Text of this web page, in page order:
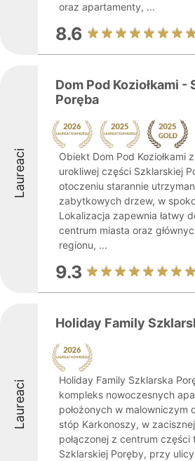
oraz apartamenty, ...
8.6
Laureaci
Dom Pod Koziołkami -
Poręba
Obiekt Dom Pod Koziołkami
urokliwej części Szklarskiej
otoczeniu starannie
zabytkowych drzew, w
Lokalizacja zapewnia łatwy
centrum miasta oraz
regionu, ...
9.3
Laureaci
Holiday Family
Holiday Family Szklarska
kompleks nowoczesnych
położonych w malowniczym
stóp Karkonoszy, w
połączonej z centrum
Szklarskiej Poręby, przy